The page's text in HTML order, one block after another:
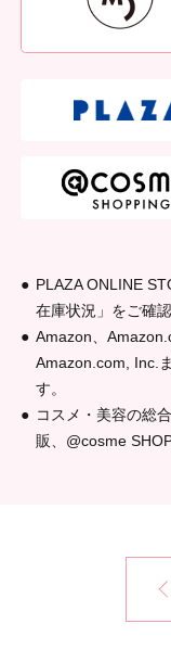
外装重量（g）
W65 × D30 ×
ミネラルオイル
ラウリン酸ヘキ
チレン／イソプ
ル、スクワラン
原産国
日本
製造販売元
株式会社シャンテ
商品コード
PLAZA ONLINE
在庫状況」をご確
Amazon、
Amazon.com, Inc.
す。
コスメ・美容の総
販、@cosme